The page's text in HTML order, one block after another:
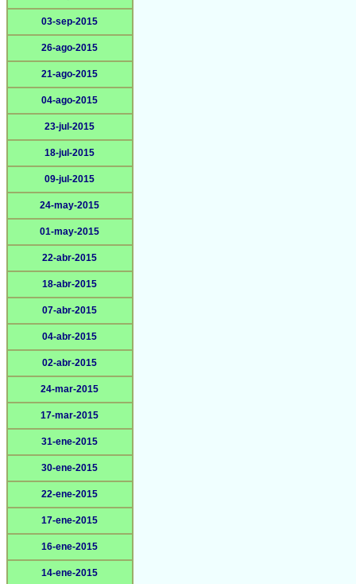
03-sep-2015
26-ago-2015
21-ago-2015
04-ago-2015
23-jul-2015
18-jul-2015
09-jul-2015
24-may-2015
01-may-2015
22-abr-2015
18-abr-2015
07-abr-2015
04-abr-2015
02-abr-2015
24-mar-2015
17-mar-2015
31-ene-2015
30-ene-2015
22-ene-2015
17-ene-2015
16-ene-2015
14-ene-2015